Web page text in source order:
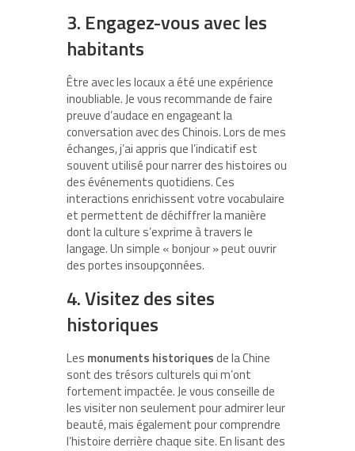
3. Engagez-vous avec les
habitants
Être avec les locaux a été une expérience
inoubliable. Je vous recommande de faire
preuve d’audace en engageant la
conversation avec des Chinois. Lors de mes
échanges, j’ai appris que l’indicatif est
souvent utilisé pour narrer des histoires ou
des événements quotidiens. Ces
interactions enrichissent votre vocabulaire
et permettent de déchiffrer la manière
dont la culture s’exprime à travers le
langage. Un simple « bonjour » peut ouvrir
des portes insoupçonnées.
4. Visitez des sites
historiques
Les monuments historiquesde la Chine
sont des trésors culturels qui m’ont
fortement impactée. Je vous conseille de
les visiter non seulement pour admirer leur
beauté, mais également pour comprendre
l’histoire derrière chaque site. En lisant des